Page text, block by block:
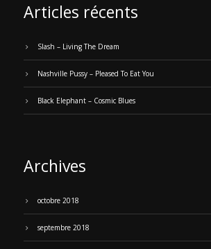
Articles récents
Slash – Living The Dream
Nashville Pussy – Pleased To Eat You
Black Elephant – Cosmic Blues
Archives
octobre 2018
septembre 2018